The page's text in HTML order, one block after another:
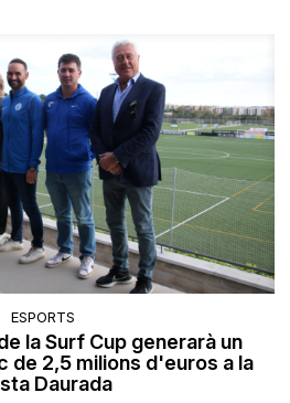
ESPORTS
la Surf Cup generarà un
de 2,5 milions d'euros a la
Daurada